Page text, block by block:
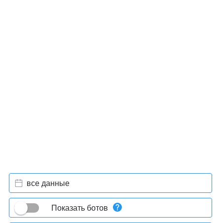
все данные
Показать ботов